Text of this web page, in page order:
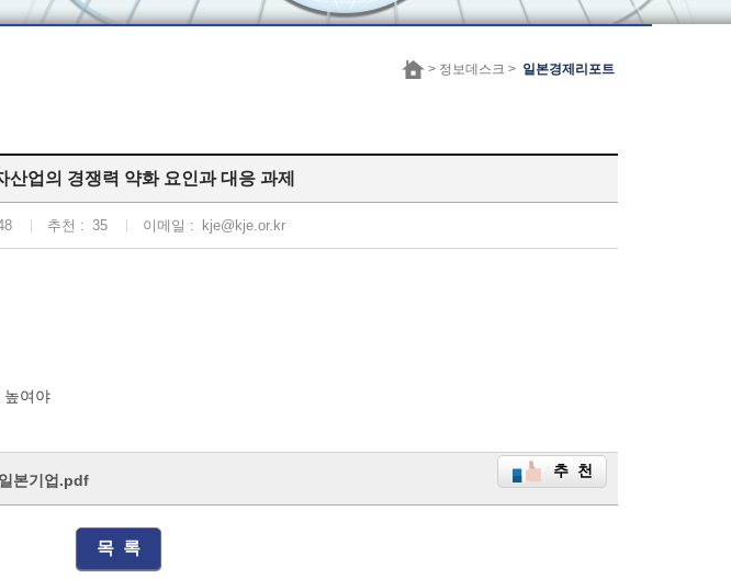
> 정보데스크 > 일본경제리포트
산업의 경쟁력 약화 요인과 대응 과제
추천 : 35 이메일 : kje@kje.or.kr
높여야
본기업.pdf
추 천
목 록